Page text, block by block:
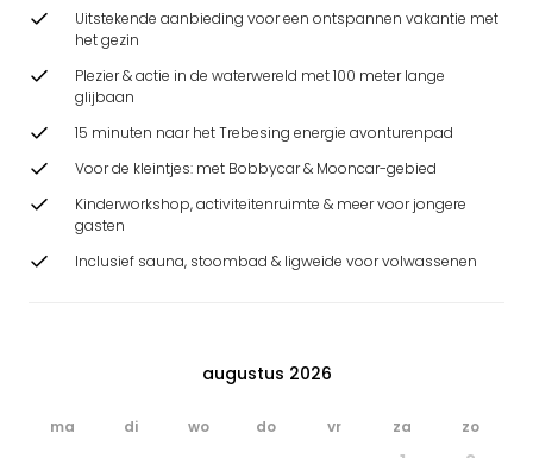
Uitstekende aanbieding voor een ontspannen vakantie met
het gezin
Plezier & actie in de waterwereld met 100 meter lange
glijbaan
15 minuten naar het Trebesing energie avonturenpad
Voor de kleintjes: met Bobbycar & Mooncar-gebied
Kinderworkshop, activiteitenruimte & meer voor jongere
gasten
Inclusief sauna, stoombad & ligweide voor volwassenen
augustus 2026
ma di wo do vr za zo